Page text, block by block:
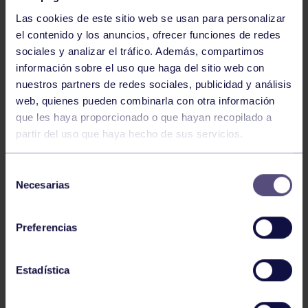
Las cookies de este sitio web se usan para personalizar
el contenido y los anuncios, ofrecer funciones de redes
sociales y analizar el tráfico. Además, compartimos
información sobre el uso que haga del sitio web con
nuestros partners de redes sociales, publicidad y análisis
web, quienes pueden combinarla con otra información
que les haya proporcionado o que hayan recopilado a
partir del uso que haya hecho de sus servicios.
Necesarias
Preferencias
Estadística
Voleibol
CAMPEONAS DE ASTURIAS
Voleibol